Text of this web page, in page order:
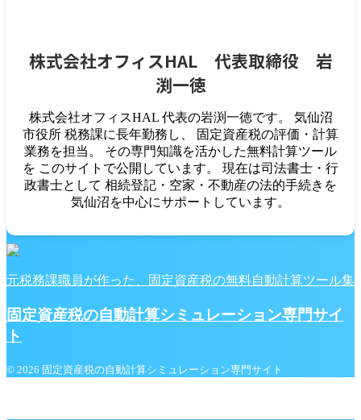
株式会社オフィスHAL 代表取締役 岩
渕一徳
株式会社オフィスHAL 代表の岩渕一徳です。 気仙沼
市役所 税務課に長年勤務し、 固定資産税の評価・計算
業務を担当。 その専門知識を活かした無料計算ツール
を このサイトで公開しています。 現在は司法書士・行
政書士として 相続登記・空家・不動産の法的手続きを
気仙沼を中心にサポートしています。
元税務課職員が作った、固定資産税の無料自動計算ツール集
固定資産税の自動計算シミュレーション専門サイ
ト
© 2026 固定資産税の自動計算シミュレーション専門サイト